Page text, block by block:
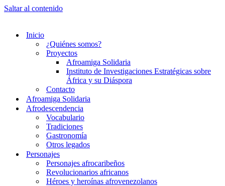
Saltar al contenido
Inicio
¿Quiénes somos?
Proyectos
Afroamiga Solidaria
Instituto de Investigaciones Estratégicas sobre
África y su Diáspora
Contacto
Afroamiga Solidaria
Afrodescendencia
Vocabulario
Tradiciones
Gastronomía
Otros legados
Personajes
Personajes afrocaribeños
Revolucionarios africanos
Héroes y heroínas afrovenezolanos